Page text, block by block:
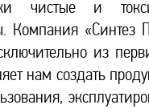
чистые и
Компания «Синтез
из
нам создать